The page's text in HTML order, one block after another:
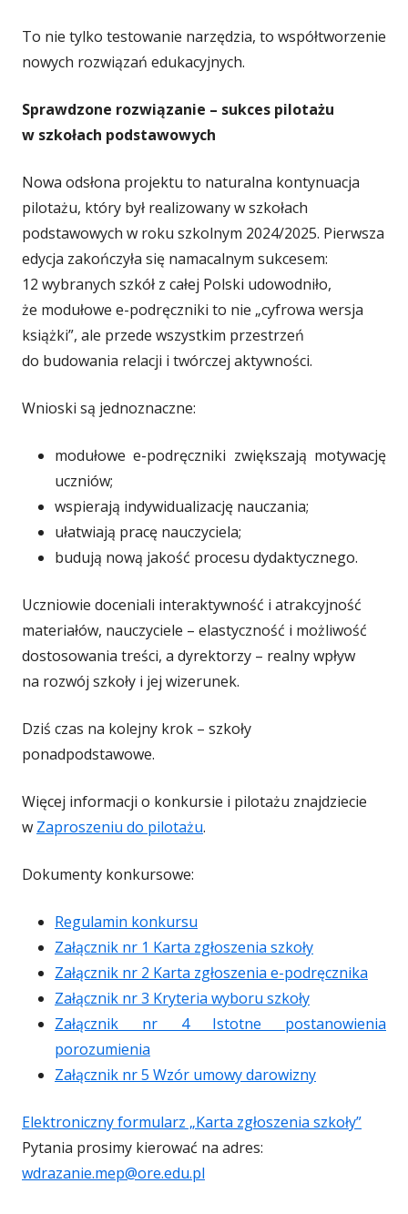
To nie tylko testowanie narzędzia, to współtworzenie
nowych rozwiązań edukacyjnych.
Sprawdzone rozwiązanie – sukces pilotażu
w szkołach podstawowych
Nowa odsłona projektu to naturalna kontynuacja
pilotażu, który był realizowany w szkołach
podstawowych w roku szkolnym 2024/2025. Pierwsza
edycja zakończyła się namacalnym sukcesem:
12 wybranych szkół z całej Polski udowodniło,
że modułowe e-podręczniki to nie „cyfrowa wersja
książki”, ale przede wszystkim przestrzeń
do budowania relacji i twórczej aktywności.
Wnioski są jednoznaczne:
modułowe e-podręczniki zwiększają motywację
uczniów;
wspierają indywidualizację nauczania;
ułatwiają pracę nauczyciela;
budują nową jakość procesu dydaktycznego.
Uczniowie doceniali interaktywność i atrakcyjność
materiałów, nauczyciele – elastyczność i możliwość
dostosowania treści, a dyrektorzy – realny wpływ
na rozwój szkoły i jej wizerunek.
Dziś czas na kolejny krok – szkoły
ponadpodstawowe.
Więcej informacji o konkursie i pilotażu znajdziecie
w Zaproszeniu do pilotażu.
Dokumenty konkursowe:
Regulamin konkursu
Załącznik nr 1 Karta zgłoszenia szkoły
Załącznik nr 2 Karta zgłoszenia e-podręcznika
Załącznik nr 3 Kryteria wyboru szkoły
Załącznik nr 4 Istotne postanowienia
porozumienia
Załącznik nr 5 Wzór umowy darowizny
Elektroniczny formularz „Karta zgłoszenia szkoły”
Pytania prosimy kierować na adres:
wdrazanie.mep@ore.edu.pl